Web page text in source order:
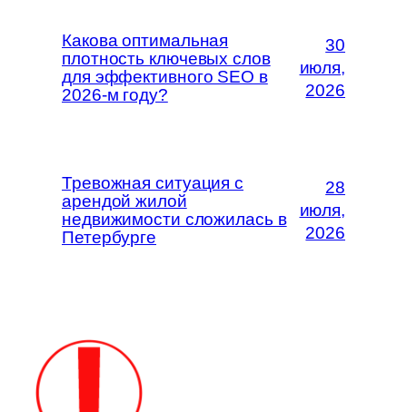
Какова оптимальная
плотность ключевых слов
для эффективного SEO в
2026-м году?
30
июля,
2026
Тревожная ситуация с
арендой жилой
недвижимости сложилась в
Петербурге
28
июля,
2026